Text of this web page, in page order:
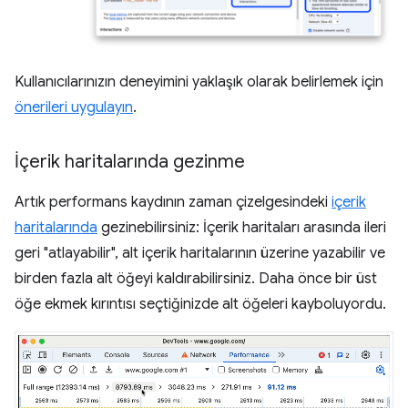
Kullanıcılarınızın deneyimini yaklaşık olarak belirlemek için
önerileri uygulayın.
İçerik haritalarında gezinme
Artık performans kaydının zaman çizelgesindeki içerik
haritalarında gezinebilirsiniz: İçerik haritaları arasında ileri
geri "atlayabilir", alt içerik haritalarının üzerine yazabilir ve
birden fazla alt öğeyi kaldırabilirsiniz. Daha önce bir üst
öğe ekmek kırıntısı seçtiğinizde alt öğeleri kayboluyordu.